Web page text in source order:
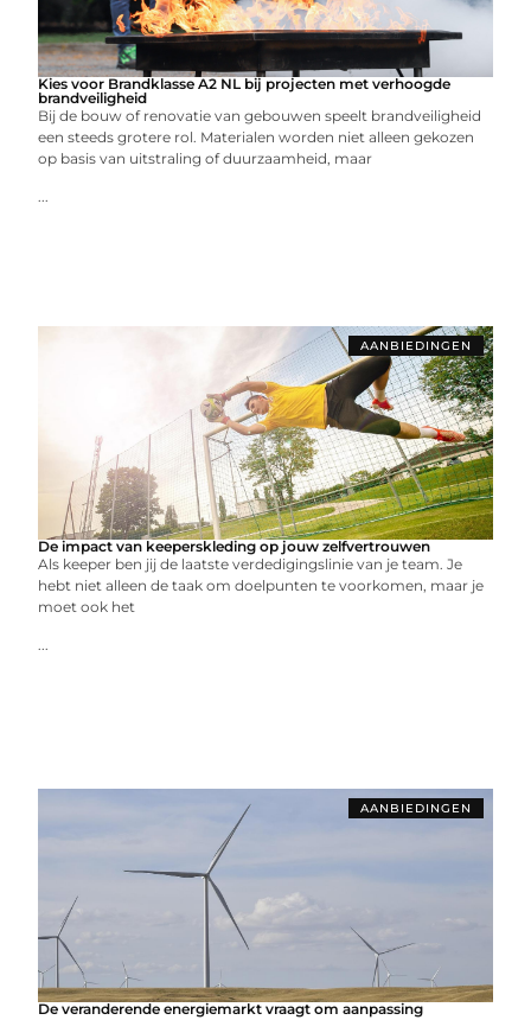
Kies voor Brandklasse A2 NL bij projecten met verhoogde
brandveiligheid
Bij de bouw of renovatie van gebouwen speelt brandveiligheid
een steeds grotere rol. Materialen worden niet alleen gekozen
op basis van uitstraling of duurzaamheid, maar
...
AANBIEDINGEN
De impact van keeperskleding op jouw zelfvertrouwen
Als keeper ben jij de laatste verdedigingslinie van je team. Je
hebt niet alleen de taak om doelpunten te voorkomen, maar je
moet ook het
...
AANBIEDINGEN
De veranderende energiemarkt vraagt om aanpassing